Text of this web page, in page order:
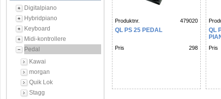
Digitalpiano
Hybridpiano
Keyboard
Midi-kontrollere
Pedal
Kawai
morgan
Quik Lok
Stagg
Produktnr. 479020
QL PS 25 PEDAL
Pris 298
QL
Pris